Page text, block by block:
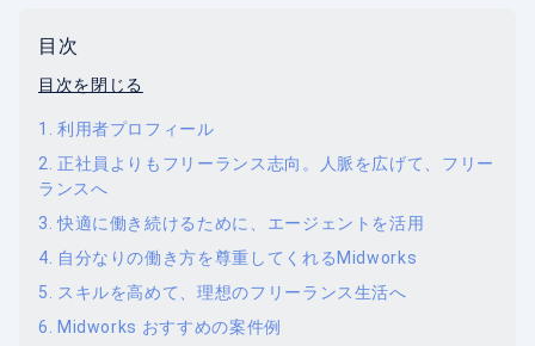
目次
目次を閉じる
利用者プロフィール
正社員よりもフリーランス志向。人脈を広げて、フリー
ランスへ
快適に働き続けるために、エージェントを活用
自分なりの働き方を尊重してくれるMidworks
スキルを高めて、理想のフリーランス生活へ
Midworks おすすめの案件例